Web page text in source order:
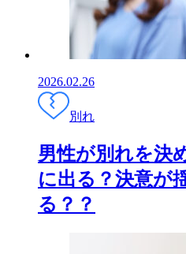
2026.02.26
別れ
男性が別れを決
に出る？決意が
る？？